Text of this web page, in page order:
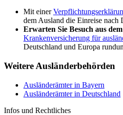
Mit einer
dem Ausland die Einreise nach
Erwarten Sie Besuch aus
Krankenversicherung für
Deutschland und Europa
Weitere Ausländerbehörden
Ausländerämter in Bayern
Ausländerämter in Deutschland
Infos und Rechtliches